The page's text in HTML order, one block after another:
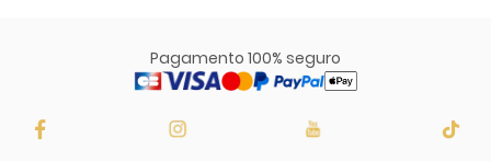
Pagamento 100% seguro